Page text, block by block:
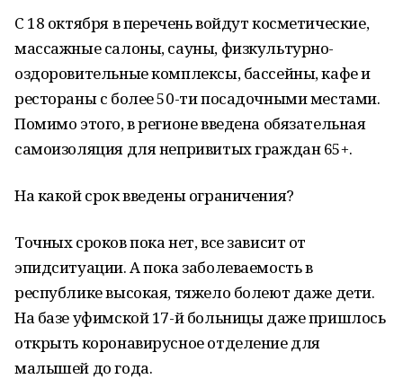
С 18 октября в перечень войдут косметические,
массажные салоны, сауны, физкультурно-
оздоровительные комплексы, бассейны, кафе и
рестораны с более 50-ти посадочными местами.
Помимо этого, в регионе введена обязательная
самоизоляция для непривитых граждан 65+.
На какой срок введены ограничения?
Точных сроков пока нет, все зависит от
эпидситуации. А пока заболеваемость в
республике высокая, тяжело болеют даже дети.
На базе уфимской 17-й больницы даже пришлось
открыть коронавирусное отделение для
малышей до года.